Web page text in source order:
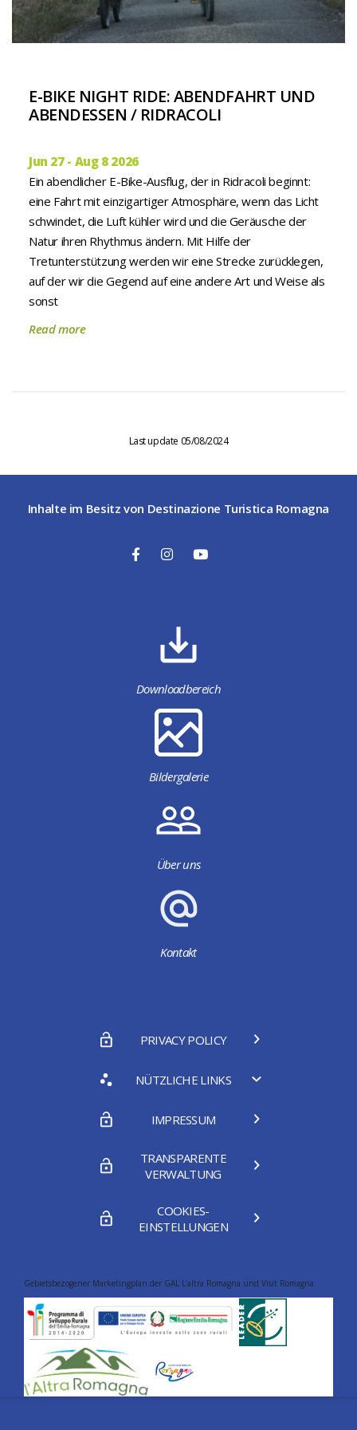
E-BIKE NIGHT RIDE: ABENDFAHRT UND
ABENDESSEN / RIDRACOLI
Jun 27 - Aug 8 2026
Ein abendlicher E-Bike-Ausflug, der in Ridracoli beginnt:
eine Fahrt mit einzigartiger Atmosphäre, wenn das Licht
schwindet, die Luft kühler wird und die Geräusche der
Natur ihren Rhythmus ändern. Mit Hilfe der
Tretunterstützung werden wir eine Strecke zurücklegen,
auf der wir die Gegend auf eine andere Art und Weise als
sonst
Read more
Last update 05/08/2024
Inhalte im Besitz von Destinazione Turistica Romagna
Downloadbereich
Bildergalerie
Über uns
Kontakt
PRIVACY POLICY
NÜTZLICHE LINKS
IMPRESSUM
TRANSPARENTE
VERWALTUNG
COOKIES-
EINSTELLUNGEN
Gebietsbezogener Marketingplan der GAL L’altra Romagna und Visit Romagna